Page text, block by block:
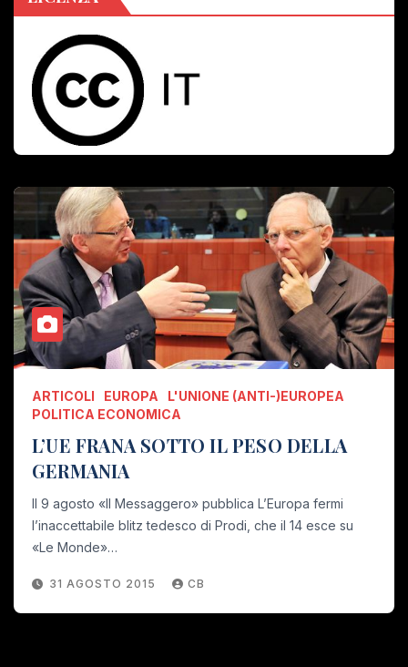
ARTICOLI EUROPA
L'UNIONE (ANTI-)EUROPEA
POLITICA ECONOMICA
L’UE FRANA SOTTO IL PESO DELLA
GERMANIA
Il 9 agosto «Il Messaggero» pubblica L’Europa fermi
l’inaccettabile blitz tedesco di Prodi, che il 14 esce su
«Le Monde»…
31 AGOSTO 2015 CB